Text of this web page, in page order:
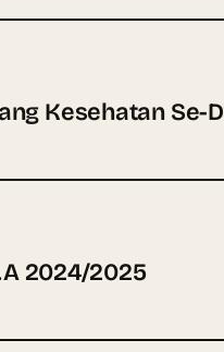
Kesehatan Se-
2024/2025